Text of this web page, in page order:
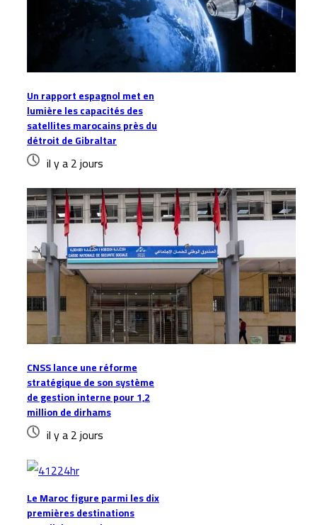
Un rapport espagnol met en
lumière les capacités des
satellites marocains près du
détroit de Gibraltar
il y a 2 jours
CNSS lance une réforme
stratégique de son système
de gestion interne pour 1,2
million de dirhams
il y a 2 jours
Le Maroc figure parmi les dix
premières destinations